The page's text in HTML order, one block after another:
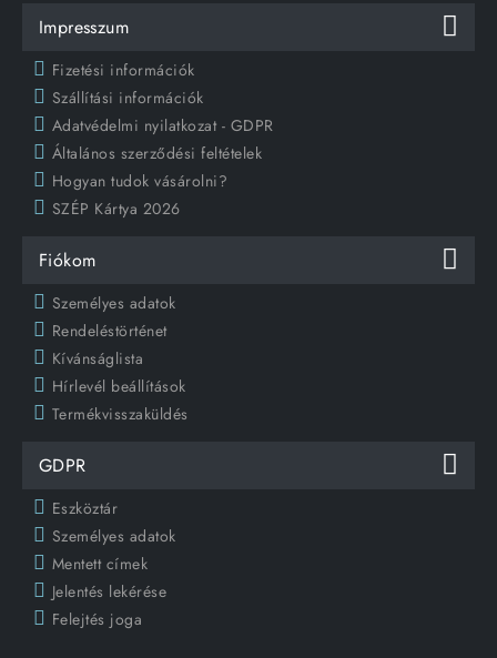
Impresszum
Fizetési információk
Szállítási információk
Adatvédelmi nyilatkozat - GDPR
Általános szerződési feltételek
Hogyan tudok vásárolni?
SZÉP Kártya 2026
Fiókom
Személyes adatok
Rendeléstörténet
Kívánságlista
Hírlevél beállítások
Termékvisszaküldés
GDPR
Eszköztár
Személyes adatok
Mentett címek
Jelentés lekérése
Felejtés joga